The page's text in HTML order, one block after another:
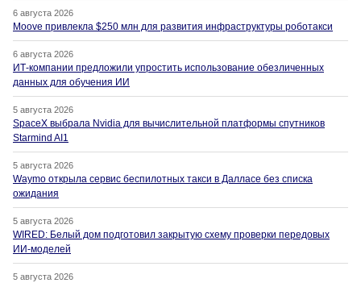
6 августа 2026
Moove привлекла $250 млн для развития инфраструктуры роботакси
6 августа 2026
ИТ-компании предложили упростить использование обезличенных
данных для обучения ИИ
5 августа 2026
SpaceX выбрала Nvidia для вычислительной платформы спутников
Starmind AI1
5 августа 2026
Waymo открыла сервис беспилотных такси в Далласе без списка
ожидания
5 августа 2026
WIRED: Белый дом подготовил закрытую схему проверки передовых
ИИ-моделей
5 августа 2026